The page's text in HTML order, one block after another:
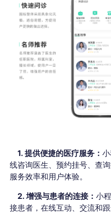
1. 提供便捷的医疗服务：
线咨询医生、预约挂号、查
服务效率和用户体验。
2. 增强与患者的连接： 小
接患者，在线互动、交流和